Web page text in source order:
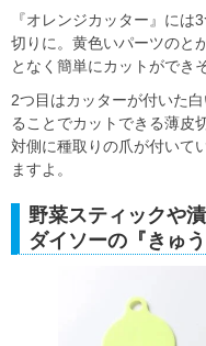
『オレンジカッター』に
切りに。黄色いパーツのと
となく簡単にカットができ
2つ目はカッターが付いた
ることでカットできる薄皮
対側に種取りの爪が付いて
ますよ。
野菜スティックや
ダイソーの『きゅう